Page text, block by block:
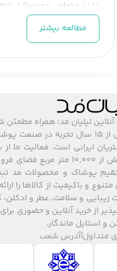
دارند و تمامی محصولات
داشته باشید.انواع ریمل زنانه
ریمل حجم‌دهنده:
حجم زیاد، مژه‌ها
ریمل ضدآب:
اگر
چشم‌هایتان را حفظ
ریمل کرمی و
چرا باید ریمل زنانه را در
ریمل می‌تواند چشم‌ها را
ویژگی‌هایی مثل نوع برس،
اگر به دنبال ریملی با
مورد نظر خود را از مجموعه
مطالعه بیشتر
آنلاین لیلیان مد؛ همراه
مد، با بیش از ۱۵ سال تجربه
امروز با بیش از
پوشاک و محصولات مد
و باکیفیت از کالاها را
زیبایی و سلامت، عطر و
از خرید آنلاین و حضوری
و استایل ماندگار.
متداول|آدرس شعب